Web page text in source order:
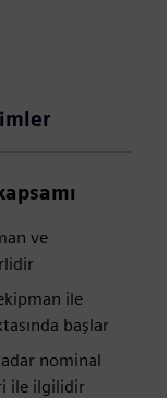
ve
ile
başlar
nominal
ile ilgilidir